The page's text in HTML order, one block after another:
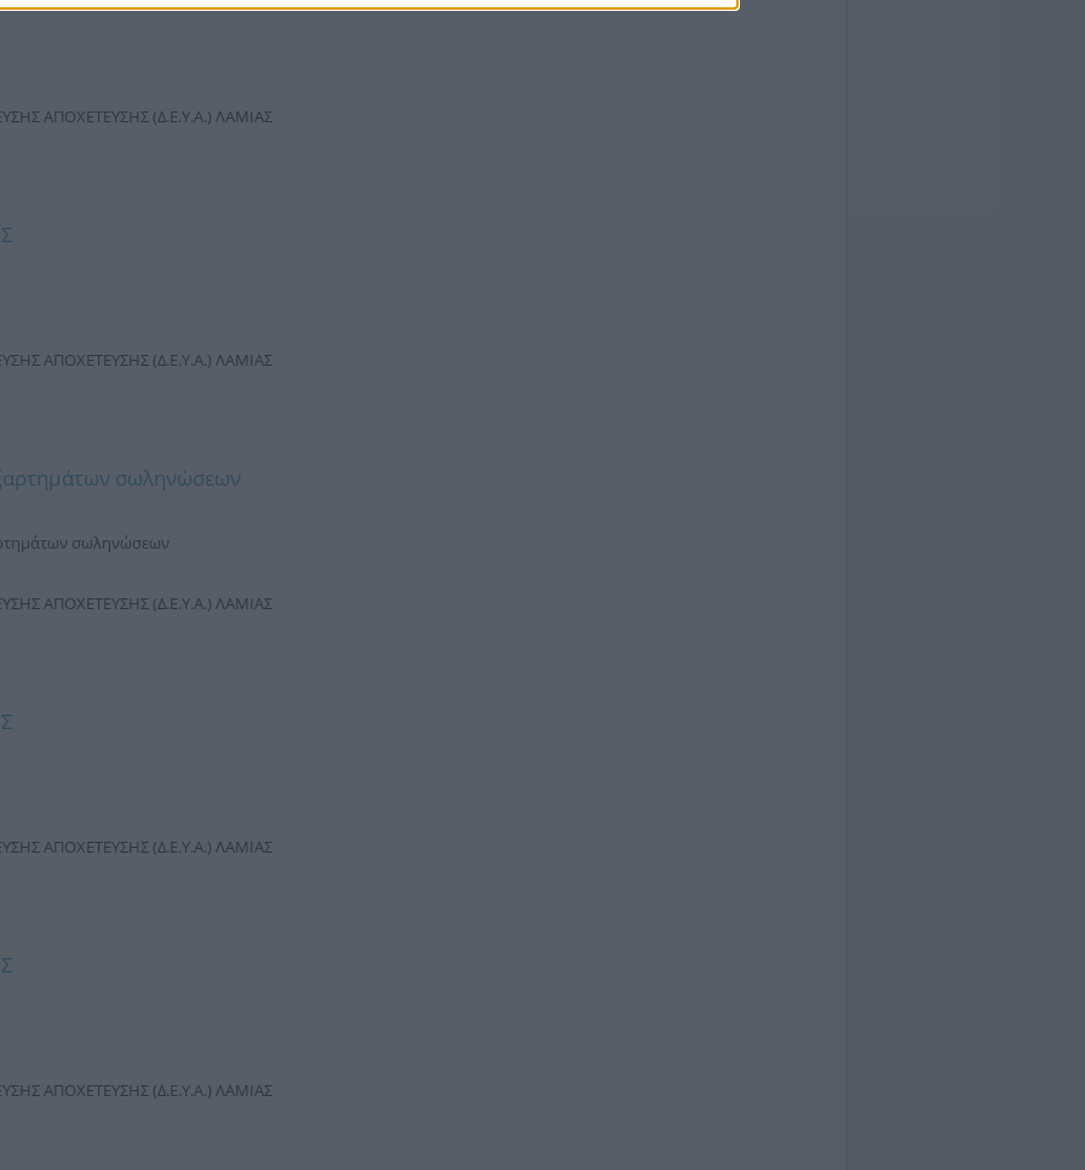
ΑΠΟΧΕΤΕΥΣΗΣ (Δ.Ε.Υ.Α.) ΛΑΜΙΑΣ
ΑΠΟΧΕΤΕΥΣΗΣ (Δ.Ε.Υ.Α.) ΛΑΜΙΑΣ
σωληνώσεων
σωληνώσεων
ΑΠΟΧΕΤΕΥΣΗΣ (Δ.Ε.Υ.Α.) ΛΑΜΙΑΣ
ΑΠΟΧΕΤΕΥΣΗΣ (Δ.Ε.Υ.Α.) ΛΑΜΙΑΣ
ΑΠΟΧΕΤΕΥΣΗΣ (Δ.Ε.Υ.Α.) ΛΑΜΙΑΣ